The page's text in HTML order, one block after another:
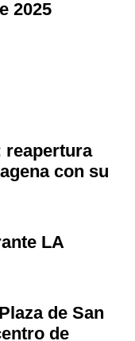
2025
reapertura
con su
LA
de San
de